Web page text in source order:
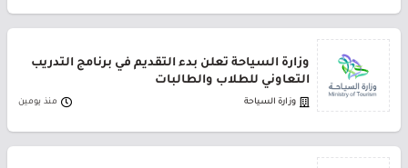
وزارة السياحة تعلن بدء التقديم في برنامج التدريب
التعاوني للطلاب والطالبات
وزارة السياحة منذ يومين